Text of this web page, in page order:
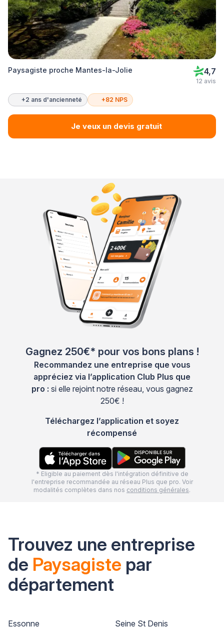
Paysagiste proche Mantes-la-Jolie 4,7
12 avis
+2 ans d'ancienneté +82 NPS
Je veux un devis gratuit
Gagnez 250€* pour vos bons plans !
Recommandez une entreprise que vous
appréciez via l’application Club Plus que
pro : si elle rejoint notre réseau, vous gagnez
250€ !
Téléchargez l’application et soyez
récompensé
* Eligible au paiement dès l'intégration définitive de
l'entreprise recommandée au réseau Plus que pro. Voir
modalités complètes dans nos conditions générales.
Trouvez une entreprise
de Paysagiste par
département
Essonne Seine St Denis